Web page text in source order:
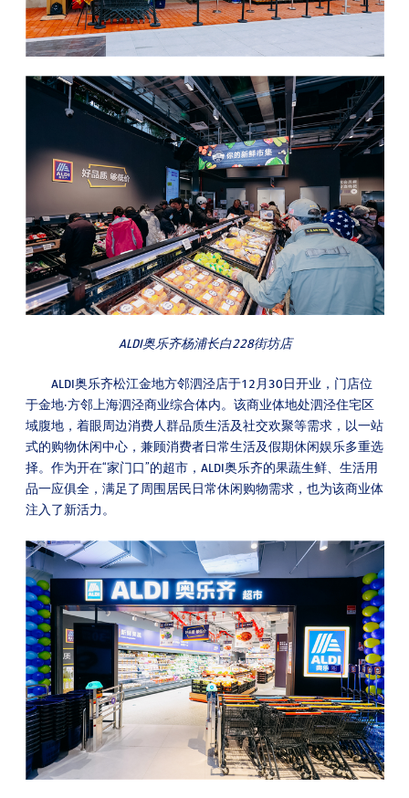
ALDI奥乐齐杨浦长白228街坊店
ALDI奥乐齐松江金地方邻泗泾店于12月30日开业，门店位
于金地·方邻上海泗泾商业综合体内。该商业体地处泗泾住宅区
域腹地，着眼周边消费人群品质生活及社交欢聚等需求，以一站
式的购物休闲中心，兼顾消费者日常生活及假期休闲娱乐多重选
择。作为开在“家门口”的超市，ALDI奥乐齐的果蔬生鲜、生活用
品一应俱全，满足了周围居民日常休闲购物需求，也为该商业体
注入了新活力。